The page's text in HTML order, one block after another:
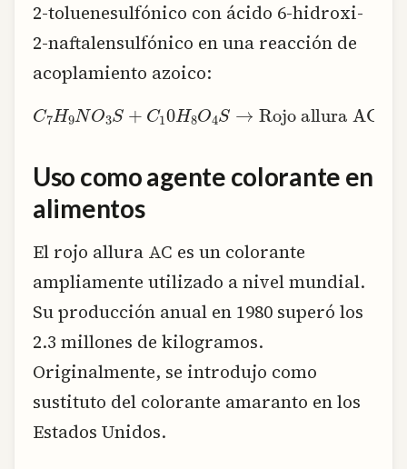
2-toluenesulfónico con ácido 6-hidroxi-
2-naftalensulfónico en una reacción de
acoplamiento azoico:
C 7H9NO3 S+ C10H8 O4 →
Rojo allura AC
Uso como agente colorante en
alimentos
El rojo allura AC es un colorante
ampliamente utilizado a nivel mundial.
Su producción anual en 1980 superó los
2.3 millones de kilogramos.
Originalmente, se introdujo como
sustituto del colorante amaranto en los
Estados Unidos.